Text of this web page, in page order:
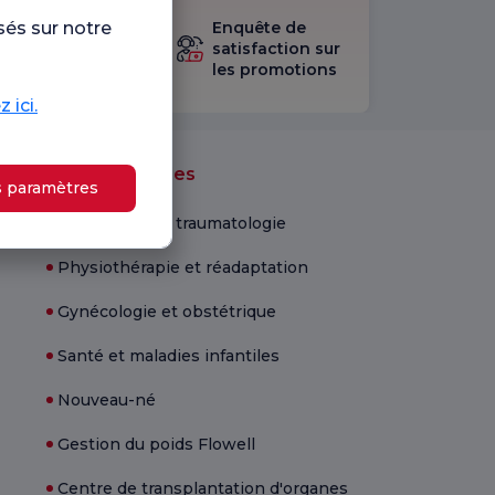
Unités médicales
Orthopédie et traumatologie
Physiothérapie et réadaptation
Gynécologie et obstétrique
Santé et maladies infantiles
Nouveau-né
Gestion du poids Flowell
Centre de transplantation d'organes
le
Enquête de
satisfaction sur
les promotions
sur notre
ici.
paramètres